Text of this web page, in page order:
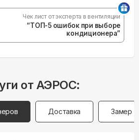
Чек лист от эксперта в вентиляции
“ТОП-5 ошибок при выборе
кондиционера”
от АЭРОС:
Доставка Замер